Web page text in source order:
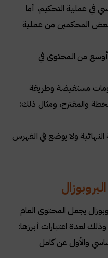
عملية التحكيم، أما
بعض المحكمين من عملية
من المحتوى في
مستفيضة وطريقة
والمقترح، ومثال ذلك:
النهائية ولا يوضع في الفهرس
يجعل المحتوى العام
لعدة اعتبارات أبرزها:
والأول عن كامل